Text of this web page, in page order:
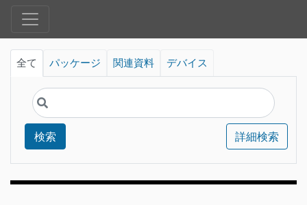
全て パッケージ 関連資料 デバイス
検索 詳細検索